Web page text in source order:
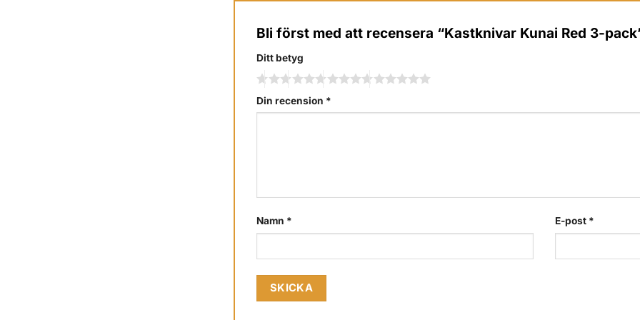
Bli först med att recensera “Kastknivar Kunai Red 3-
Ditt betyg
Din recension *
Namn * E-post *